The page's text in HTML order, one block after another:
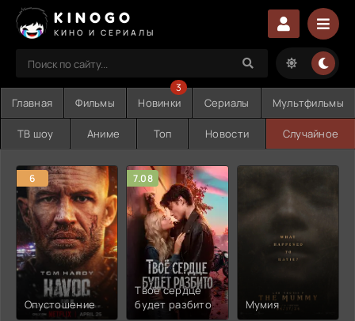
KINOGO
КИНО И СЕРИАЛЫ
Главная Фильмы Новинки
3
Сериалы Мультфильмы
ТВ шоу Аниме Топ Новости Случайное
6
Опустошение
7.08
Твоё сердце
будет разбито
Мумия